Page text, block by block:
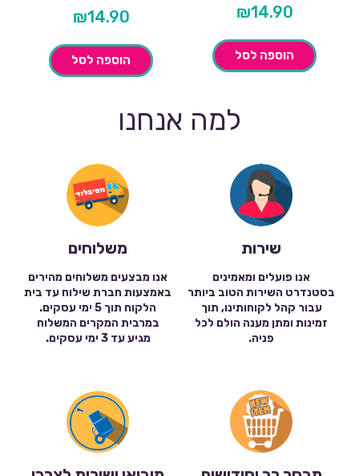
₪14.90
הוספה לסל
₪14.90
הוספה לסל
למה אנחנו
שירות
אנו פועלים ומאמינים
בסטנדרט השירות הטוב ביותר
עבור קהל לקוחותינו, תוך
זמינות ומתן מענה הולם לכל
פניה.
משלוחים
אנו מבצעים משלוחים מהירים
באמצעות חברת שילוח עד בית
הלקוח תוך 5 ימי עסקים.
במרבית המקרים המשלוח
מגיע עד 3 ימי עסקים.